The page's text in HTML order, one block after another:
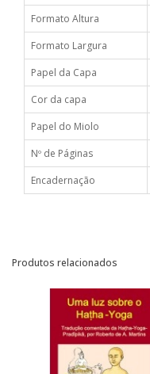
Formato Altura
Formato Largura
Papel da Capa
Cor da capa
Papel do Miolo
Nº de Páginas
Encadernação
Produtos relacionados